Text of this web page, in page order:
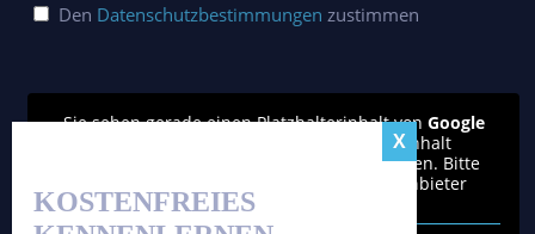
Den Datenschutzbestimmungen zustimmen
Sie sehen gerade einen Platzhalterinhalt von Google
. Um auf den eigentlichen Inhalt
zuzugreifen, klicken Sie auf den Button unten. Bitte
beachten Sie, dass dabei Daten an Drittanbieter
weitergegeben werden.
KOSTENFREIES